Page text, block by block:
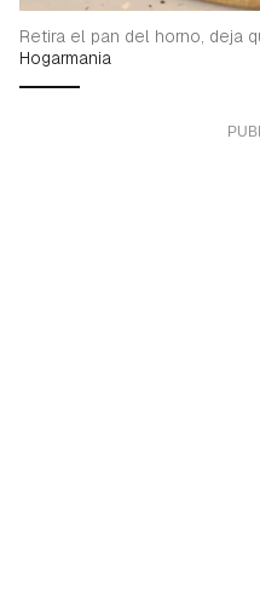
Retira el pan del horno, deja
Hogarmania